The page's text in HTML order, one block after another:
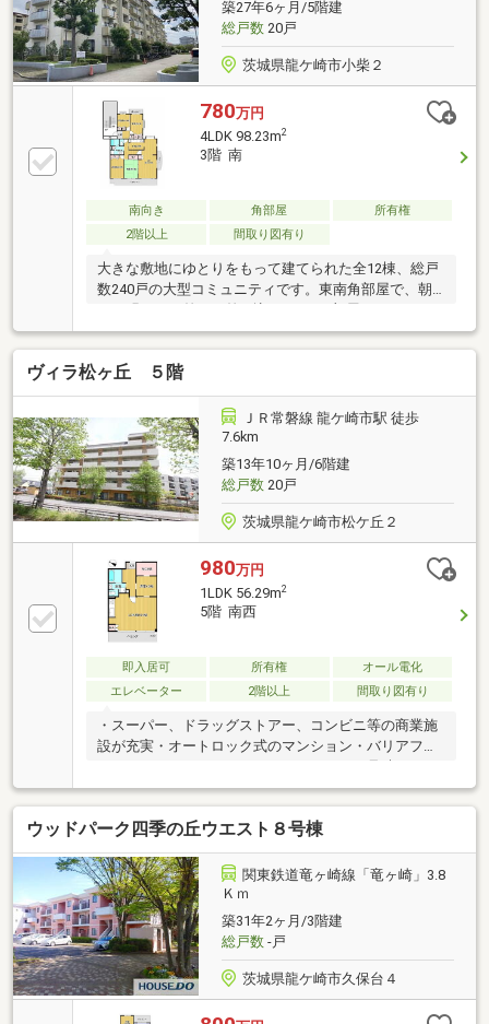
築27年6ヶ月/5階建
総戸数20戸
茨城県龍ケ崎市小柴２
780万円
4LDK 98.23m2
3階 南
南向き 角部屋
所有権
2階以上
間取り図有り
大きな敷地にゆとりをもって建てられた全12棟、総戸
数240戸の大型コミュニティです。東南角部屋で、朝
お子様が多くても安心！スーパー、ホームセンター、
コンビニ、おもちゃ屋、電気屋等徒歩圏内にお店がそ
ろっており、生活に便利な立地でありながら、近隣は
住宅地でとても落ち着いた住環境となっております※
売主居住中につき、一部室内写真の掲載はございませ
んのでご了承ください。
ヴィラ松ヶ丘 ５階
ＪＲ常磐線 龍ケ崎市駅 徒歩
7.6km
築13年10ヶ月/6階建
総戸数20戸
茨城県龍ケ崎市松ケ丘２
980万円
1LDK 56.29m2
5階 南西
即入居可 所有権
オール電化
エレベーター
2階以上 間取り図有り
・スーパー、ドラッグストアー、コンビニ等の商業施
設が充実・オートロック式のマンション・バリアフリ
良いマンションになります。・平坦地になりますの
で、日常生活が便利です。契約不適合責任免責司法書
士は売主指定となります。
ウッドパーク四季の丘ウエスト８号棟
関東鉄道竜ヶ崎線「竜ヶ崎」3.8
Ｋｍ
築31年2ヶ月/3階建
総戸数-戸
茨城県龍ケ崎市久保台４